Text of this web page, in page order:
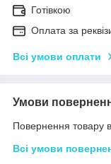
Готівкою
Оплата за
Всі умови оплати
Умови
Повернення товару
Всі умови